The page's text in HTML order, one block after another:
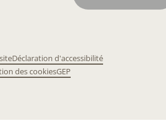
Déclaration d'accessibilité
des cookiesGEP